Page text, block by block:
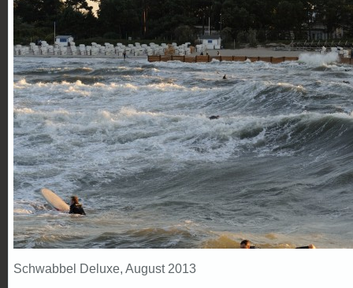
Schwabbel Deluxe, August 2013